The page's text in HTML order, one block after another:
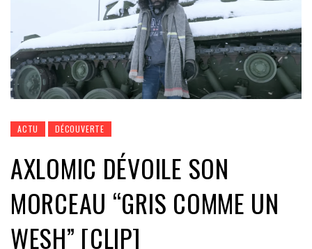
ACTU DÉCOUVERTE
AXLOMIC DÉVOILE SON
MORCEAU “GRIS COMME UN
WESH” [CLIP]